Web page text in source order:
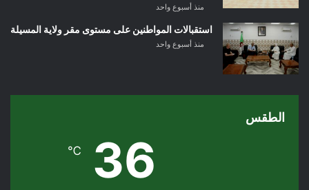
منذ أسبوع واحد
استقبالات المواطنين على مستوى مقر ولاية المسيلة
منذ أسبوع واحد
الطقس
36
℃